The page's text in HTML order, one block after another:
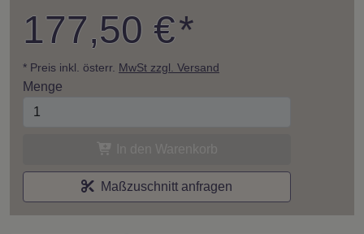
177,50 €*
* Preis inkl. österr. MwSt zzgl. Versand
Menge
Maßzuschnitt anfragen